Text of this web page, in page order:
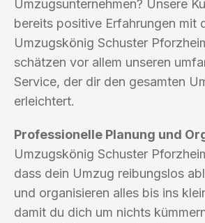
Umzugsunternehmen? Unsere
bereits positive Erfahrungen mit
Umzugskönig Schuster
schätzen vor allem unseren
Service, der dir den gesamten
erleichtert.
Professionelle Planung und
Umzugskönig Schuster
dass dein Umzug reibungslos
und organisieren alles bis ins
damit du dich um nichts